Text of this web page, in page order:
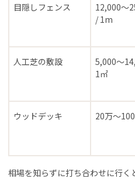
目隠しフェンス
12,000〜
/ 1m
人工芝の敷設
5,000〜
1㎡
ウッドデッキ 20万〜
相場を知らずに打ち合わせに行く